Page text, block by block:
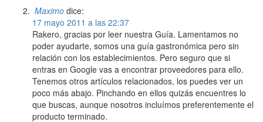
Maximo dice:
17 mayo 2011 a las 22:37
Rakero, gracias por leer nuestra Guía. Lamentamos no
poder ayudarte, somos una guía gastronómica pero sin
relación con los establecimientos. Pero seguro que si
entras en Google vas a encontrar proveedores para ello.
Tenemos otros artículos relacionados, los puedes ver un
poco más abajo. Pinchando en ellos quizás encuentres lo
que buscas, aunque nosotros incluímos preferentemente el
producto terminado.